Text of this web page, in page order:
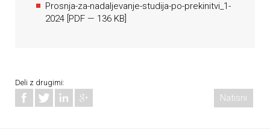
Prosnja-za-nadaljevanje-studija-po-prekinitvi_1-
2024 PDF — 136 KB]
Deli z drugimi:
Natisni